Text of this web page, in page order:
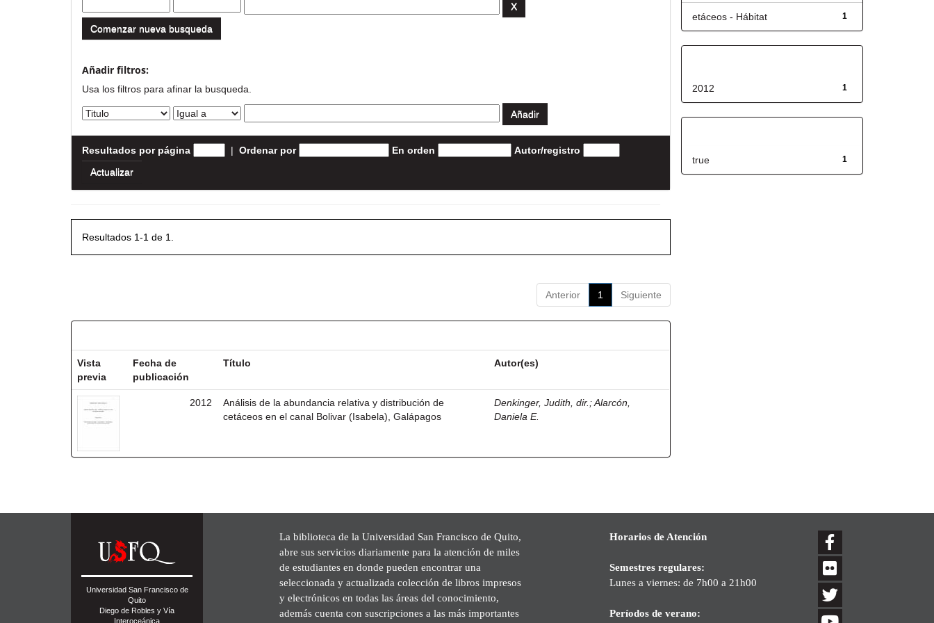
Comenzar nueva busqueda
Añadir filtros:
Usa los filtros para afinar la busqueda.
Resultados por página | Ordenar por En orden Autor/registro
Resultados 1-1 de 1.
Anterior 1 Siguiente
Vista
previa
Fecha de
publicación
Título Autor(es)
2012
Análisis de la abundancia relativa y distribución de
cetáceos en el canal Bolivar (Isabela), Galápagos
Denkinger, Judith, dir. ;Alarcón,
Daniela E.
1
etáceos - Hábitat
1
2012
1
true
Universidad San Francisco de
Quito
Diego de Robles y Vía
Interoceánica
La biblioteca de la Universidad San Francisco de Quito,
abre sus servicios diariamente para la atención de miles
de estudiantes en donde pueden encontrar una
seleccionada y actualizada colección de libros impresos
y electrónicos en todas las áreas del conocimiento,
además cuenta con suscripciones a las más importantes
Horarios de Atención
Semestres regulares:
Lunes a viernes: de 7h00 a 21h00
Períodos de verano: